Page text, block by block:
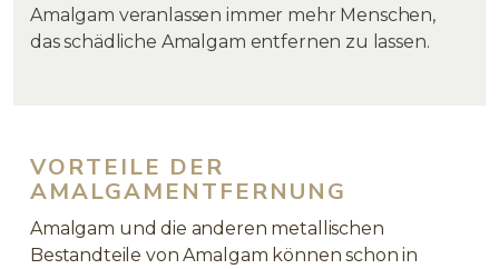
Amalgam veranlassen immer mehr Menschen,
das schädliche Amalgam entfernen zu lassen.
VORTEILE DER
AMALGAMENTFERNUNG
Amalgam und die anderen metallischen
Bestandteile von Amalgam können schon in